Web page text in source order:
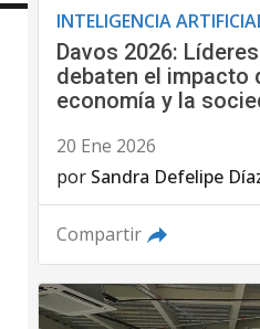
INTELIGENCIA
Davos 2026:
debaten el impacto
economía y la
20 Ene 2026
por Sandra Defelipe
Compartir